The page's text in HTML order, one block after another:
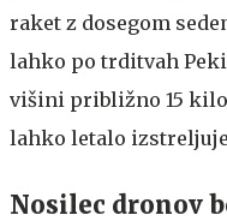
raket z dosegom
lahko po trditvah
višini približno 15
lahko letalo
Nosilec dronov